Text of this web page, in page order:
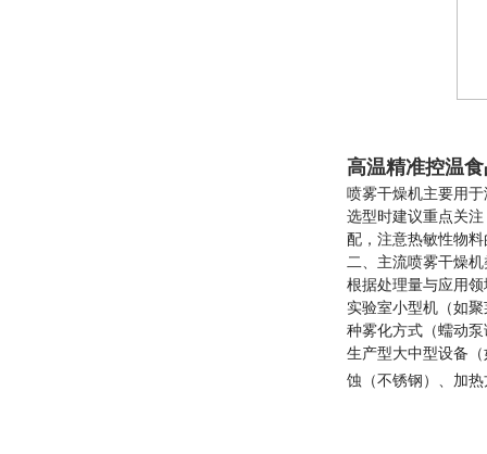
高温精准控温
喷雾干燥机主要用
选型时建议重点关
配，注意热敏性物
二、主流喷雾干燥
根据处理量与应用
实验室小型机（如
种雾化方式（蠕动
生产型大中型设备
蚀（不锈钢）、加